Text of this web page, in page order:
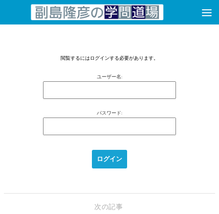
コンテンツへスキップ
閲覧するにはログインする必要があります。
ユーザー名:
パスワード:
次の記事